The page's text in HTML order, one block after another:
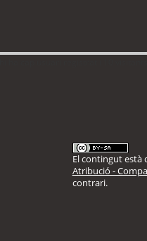
El contingut està
Atribució -
contrari.